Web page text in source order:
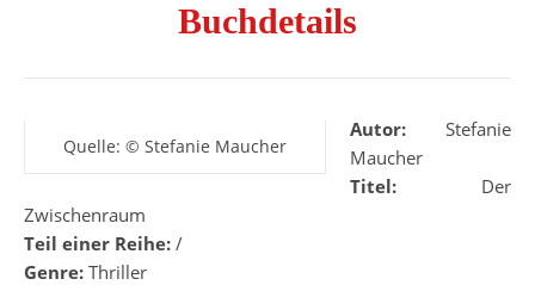
Buchdetails
Quelle: © Stefanie Maucher
Autor: Stefanie
Maucher
Titel: Der
Zwischenraum
Teil einer Reihe: /
Genre: Thriller